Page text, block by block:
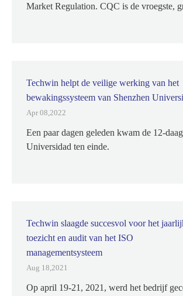
Market Regulation. CQC is de vroegste,
Techwin helpt de veilige werking van het
bewakingssysteem van Shenzhen
Apr 08,2022
Een paar dagen geleden kwam de 12-
Universidad ten einde.
Techwin slaagde succesvol voor het
toezicht en audit van het ISO
managementsysteem
Aug 18,2021
Op april 19-21, 2021, werd het bedrijf